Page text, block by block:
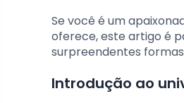
Se você é um
oferece, este artigo é
surpreendentes
Introdução ao